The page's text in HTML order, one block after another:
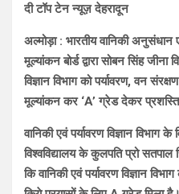
दी टॉप टेन न्यूज़ देहरादून
अल्मोड़ा : भारतीय वानिकी अनुसंधान
मूल्यांकन बोर्ड द्वारा सोबन सिंह जीना
विज्ञान विभाग को पर्यावरण, वन
मूल्यांकन कर ‘A’ ग्रेड देकर
वानिकी एवं पर्यावरण विज्ञान विभाग
विश्वविद्यालय के कुलपति प्रो सतपाल
कि वानिकी एवं पर्यावरण विज्ञान